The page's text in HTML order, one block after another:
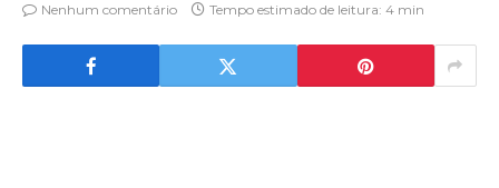
Nenhum comentário
Tempo estimado de leitura: 4 min